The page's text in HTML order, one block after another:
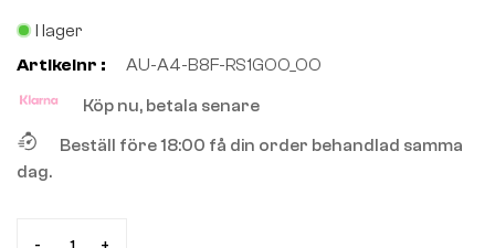
I lager
Artikelnr :
AU-A4-B8F-RS1GOO_OO
Köp nu, betala senare
Beställ före 18:00 få din order behandlad samma
dag.